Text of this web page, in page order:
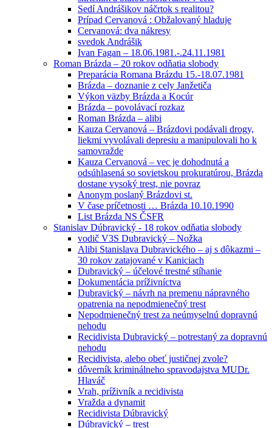
Sedí Andrášikov náčrtok s realitou?
Prípad Cervanová : Obžalovaný hladuje
Cervanová: dva nákresy
svedok Andrášik
Ivan Fagan – 18.06.1981.-.24.11.1981
Roman Brázda – 20 rokov odňatia slobody
Preparácia Romana Brázdu 15.-18.07.1981
Brázda – doznanie z cely Janžetiča
Výkon väzby Brázda a Kocúr
Brázda – povolávací rozkaz
Roman Brázda – alibi
Kauza Cervanová – Brázdovi podávali drogy,
liekmi vyvolávali depresiu a manipulovali ho k
samovražde
Kauza Cervanová – vec je dohodnutá a
odsúhlasená so sovietskou prokuratúrou, Brázda
dostane vysoký trest, nie povraz
Anonym poslaný Brázdovi st.
V čase príčetnosti … Brázda 10.10.1990
List Brázda NS ČSFR
Stanislav Dúbravický - 18 rokov odňatia slobody
vodič V3S Dubravický – Nožka
Alibi Stanislava Dubravického – aj s dôkazmi –
30 rokov zatajované v Kaniciach
Dubravický – účelové trestné stíhanie
Dokumentácia príživníctva
Dubravický – návrh na premenu nápravného
opatrenia na nepodmienečný trest
Nepodmienečný trest za neúmyselnú dopravnú
nehodu
Recidivista Dubravický – potrestaný za dopravnú
nehodu
Recidivista, alebo obeť justičnej zvole?
dôverník kriminálneho spravodajstva MUDr.
Hlaváč
Vrah, príživník a recidivista
Vražda a dynamit
Recidivista Dúbravický
Dúbravický – trest